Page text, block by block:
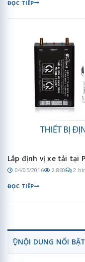
ĐỌC TIẾP
Lắp định vị xe tải tại
04/05/2016 2.860 2
ĐỌC TIẾP
NỘI DUNG NỔI BẬT